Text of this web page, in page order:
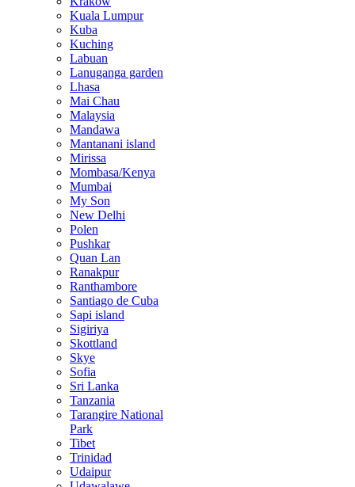
Kuala Lumpur
Kuba
Kuching
Labuan
Lanuganga garden
Lhasa
Mai Chau
Malaysia
Mandawa
Mantanani island
Mirissa
Mombasa/Kenya
Mumbai
My Son
New Delhi
Polen
Pushkar
Quan Lan
Ranakpur
Ranthambore
Santiago de Cuba
Sapi island
Sigiriya
Skottland
Skye
Sofia
Sri Lanka
Tanzania
Tarangire National
Park
Tibet
Trinidad
Udaipur